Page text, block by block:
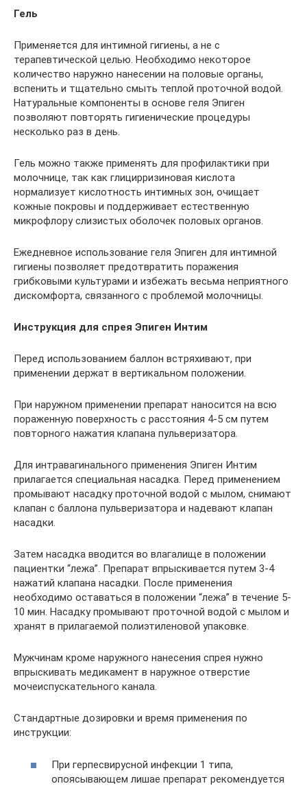
Гель
Применяется для интимной гигиены, а не с
терапевтической целью. Необходимо некоторое
количество наружно нанесении на половые органы,
вспенить и тщательно смыть теплой проточной водой.
Натуральные компоненты в основе геля Эпиген
позволяют повторять гигиенические процедуры
несколько раз в день.
Гель можно также применять для профилактики при
молочнице, так как глицирризиновая кислота
нормализует кислотность интимных зон, очищает
кожные покровы и поддерживает естественную
микрофлору слизистых оболочек половых органов.
Ежедневное использование геля Эпиген для интимной
гигиены позволяет предотвратить поражения
грибковыми культурами и избежать весьма неприятного
дискомфорта, связанного с проблемой молочницы.
Инструкция для спрея Эпиген Интим
Перед использованием баллон встряхивают, при
применении держат в вертикальном положении.
При наружном применении препарат наносится на всю
пораженную поверхность с расстояния 4-5 см путем
повторного нажатия клапана пульверизатора.
Для интравагинального применения Эпиген Интим
прилагается специальная насадка. Перед применением
промывают насадку проточной водой с мылом, снимают
клапан с баллона пульверизатора и надевают клапан
насадки.
Затем насадка вводится во влагалище в положении
пациентки “лежа”. Препарат впрыскивается путем 3-4
нажатий клапана насадки. После применения
необходимо оставаться в положении “лежа” в течение 5-
10 мин. Насадку промывают проточной водой с мылом и
хранят в прилагаемой полиэтиленовой упаковке.
Мужчинам кроме наружного нанесения спрея нужно
впрыскивать медикамент в наружное отверстие
мочеиспускательного канала.
Стандартные дозировки и время применения по
инструкции:
При герпесвирусной инфекции 1 типа,
опоясывающем лишае препарат рекомендуется